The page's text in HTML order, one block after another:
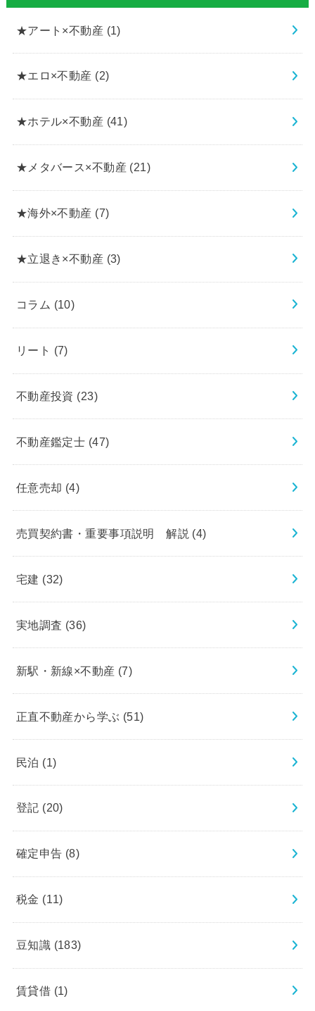
★アート×不動産 (1)
★エロ×不動産 (2)
★ホテル×不動産 (41)
★メタバース×不動産 (21)
★海外×不動産 (7)
★立退き×不動産 (3)
コラム (10)
リート (7)
不動産投資 (23)
不動産鑑定士 (47)
任意売却 (4)
売買契約書・重要事項説明 解説 (4)
宅建 (32)
実地調査 (36)
新駅・新線×不動産 (7)
正直不動産から学ぶ (51)
民泊 (1)
登記 (20)
確定申告 (8)
税金 (11)
豆知識 (183)
賃貸借 (1)